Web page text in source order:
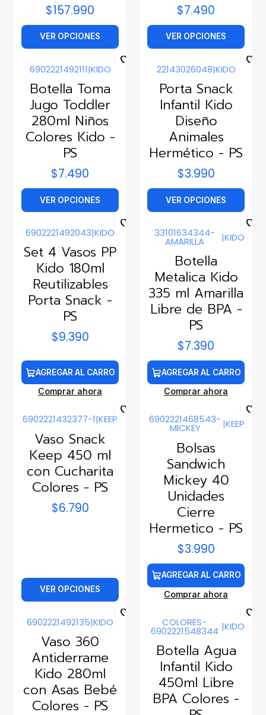
$157.990
VER OPCIONES
$7.490
VER OPCIONES
6902221492111|KIDO
Botella Toma
Jugo Toddler
280ml Niños
Colores Kido -
PS
$7.490
VER OPCIONES
22143026048|KIDO
Porta Snack
Infantil Kido
Diseño
Animales
Hermético - PS
$3.990
VER OPCIONES
6902221492043|KIDO
Set 4 Vasos PP
Kido 180ml
Reutilizables
Porta Snack -
PS
$9.390
AGREGAR AL CARRO
Comprar ahora
33101634344-
AMARILLA |KIDO
Botella
Metalica Kido
335 ml Amarilla
Libre de BPA -
PS
$7.390
AGREGAR AL CARRO
Comprar ahora
6902221432377-1|KEEP
Vaso Snack
Keep 450 ml
con Cucharita
Colores - PS
$6.790
VER OPCIONES
6902221468543-
MICKEY |KEEP
Bolsas
Sandwich
Mickey 40
Unidades
Cierre
Hermetico - PS
$3.990
AGREGAR AL CARRO
Comprar ahora
6902221492135|KIDO
Vaso 360
Antiderrame
Kido 280ml
con Asas Bebé
Colores - PS
COLORES-
6902221548344 |KIDO
Botella Agua
Infantil Kido
450ml Libre
BPA Colores -